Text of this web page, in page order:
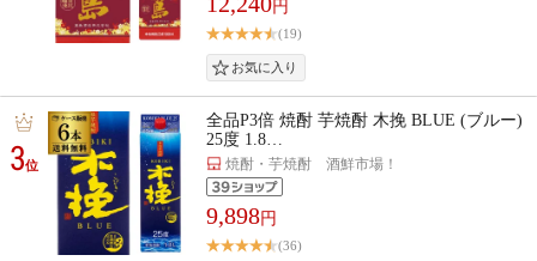
円
(19)
3位
全品P3倍 焼酎 芋焼酎 木挽 BLUE (ブルー)
25度 1.8…
焼酎・芋焼酎 酒鮮市場！
9,898円
(36)